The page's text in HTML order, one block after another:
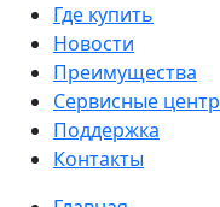
Где купить
Новости
Преимущества
Сервисные
Поддержка
Контакты